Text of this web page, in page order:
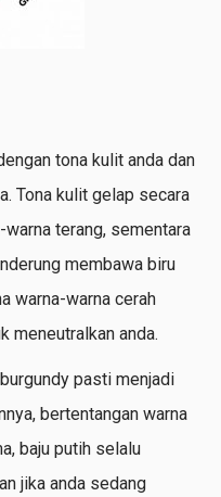
tona kulit anda dan
Tona kulit gelap secara
terang, sementara
membawa biru
warna-warna cerah
meneutralkan anda.
pasti menjadi
bertentangan warna
baju putih selalu
jika anda sedang